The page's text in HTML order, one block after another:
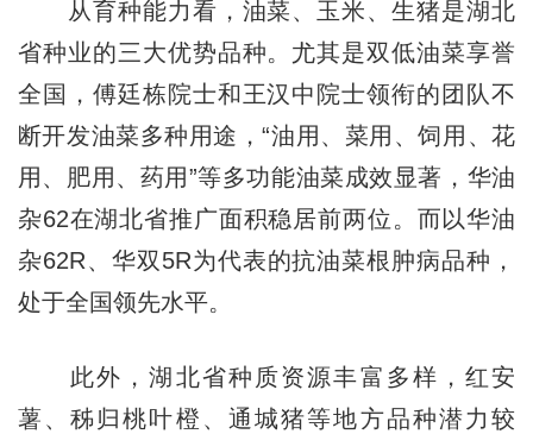
从育种能力看，油菜、玉米、生猪是湖北
省种业的三大优势品种。尤其是双低油菜享誉
全国，傅廷栋院士和王汉中院士领衔的团队不
断开发油菜多种用途，“油用、菜用、饲用、花
用、肥用、药用”等多功能油菜成效显著，华油
杂62在湖北省推广面积稳居前两位。而以华油
杂62R、华双5R为代表的抗油菜根肿病品种，
处于全国领先水平。
此外，湖北省种质资源丰富多样，红安
薯、秭归桃叶橙、通城猪等地方品种潜力较